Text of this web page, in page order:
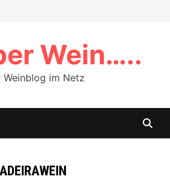
Wein…..
Weinblog im Netz